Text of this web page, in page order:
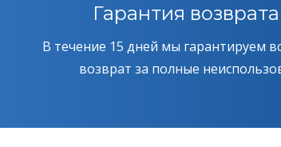
Гарантия
В течение 15 дней мы гарантируем
возврат за полные